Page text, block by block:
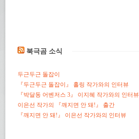
북극곰 소식
두근두근 돌잡이
『두근두근 돌잡이』 홀링 작가와의 인터뷰
『박달동 어벤저스 3』 이지혜 작가와의 인터뷰
이은선 작가의 『깨지면 안 돼!』 출간
『깨지면 안 돼!』 이은선 작가와의 인터뷰